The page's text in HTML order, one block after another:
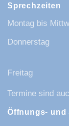
Sprechzeiten
Montag bis
Donnerstag
Freitag
Termine sind
Öffnungs- und